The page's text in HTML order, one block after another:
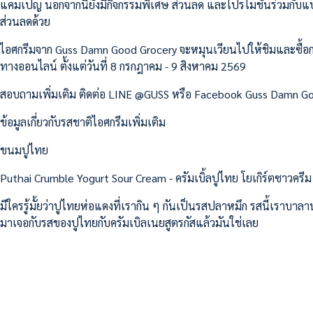
แคมเปญ นอกจากนี้ยังมีกิจกรรมพิเศษ ส่วนลด และโปรโมชันร่วมกับแ
ส่วนลดด้วย
ไอศกรีมจาก Guss Damn Good Grocery จะหมุนเวียนไปให้ชิมและ
ทางออนไลน์ ตั้งแต่วันที่ 8 กรกฎาคม - 9 สิงหาคม 2569
สอบถามเพิ่มเติม ติดต่อ LINE @GUSS หรือ Facebook Guss Damn
ข้อมูลเกี่ยวกับรสชาติไอศกรีมเพิ่มเติม
ขนมปูไทย
Puthai Crumble Yogurt Sour Cream - ครัมเบิ้ลปูไทย โยเกิร์ตซาวครีม
มีใครรู้มั้ยว่าปูไทยห่อแดงที่เรากิน ๆ กันเป็นรสปลาหมึก รสนี้เราบาล
มาเจอกับรสของปูไทยกับครัมเบิลเนยสูตรกัสแล้วมันใช่เลย